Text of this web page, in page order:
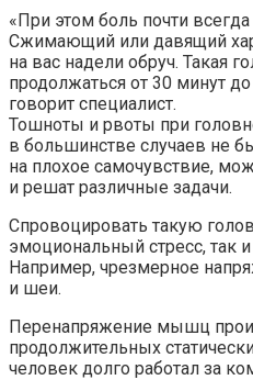
«При этом боль почти всегда
Сжимающий или давящий
на вас надели обруч. Такая
продолжаться от 30 минут
говорит специалист.
Тошноты и рвоты при
в большинстве случаев не
на плохое самочувствие,
и решат различные задачи.
Спровоцировать такую
эмоциональный стресс, так
Например, чрезмерное
и шеи.
Перенапряжение мышц
продолжительных
человек долго работал за